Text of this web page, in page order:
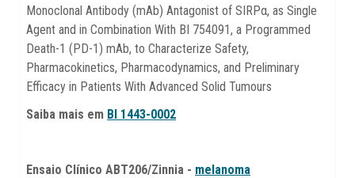
Monoclonal Antibody (mAb) Antagonist of SIRPα, as Single
Agent and in Combination With BI 754091, a Programmed
Death-1 (PD-1) mAb, to Characterize Safety,
Pharmacokinetics, Pharmacodynamics, and Preliminary
Efficacy in Patients With Advanced Solid Tumours
Saiba mais em BI 1443-0002
Ensaio Clínico ABT206/Zinnia - melanoma